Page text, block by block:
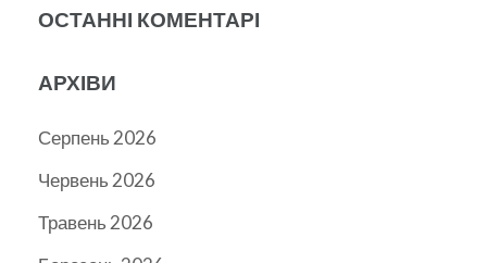
ОСТАННІ КОМЕНТАРІ
АРХІВИ
Серпень 2026
Червень 2026
Травень 2026